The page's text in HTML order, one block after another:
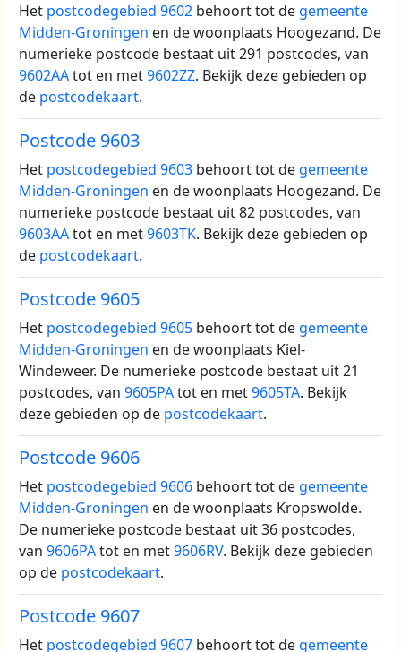
Het postcodegebied 9602 behoort tot de gemeente
Midden-Groningen en de woonplaats Hoogezand. De
numerieke postcode bestaat uit 291 postcodes, van
9602AAtot en met9602ZZ. Bekijk deze gebieden op
de postcodekaart.
Postcode 9603
Het postcodegebied 9603 behoort tot de gemeente
Midden-Groningen en de woonplaats Hoogezand. De
numerieke postcode bestaat uit 82 postcodes, van
9603AAtot en met9603TK. Bekijk deze gebieden op
de postcodekaart.
Postcode 9605
Het postcodegebied 9605 behoort tot de gemeente
Midden-Groningen en de woonplaats Kiel-
Windeweer. De numerieke postcode bestaat uit 21
postcodes, van 9605PAtot en met9605TA. Bekijk
deze gebieden op de postcodekaart.
Postcode 9606
Het postcodegebied 9606 behoort tot de gemeente
Midden-Groningen en de woonplaats Kropswolde.
De numerieke postcode bestaat uit 36 postcodes,
van 9606PAtot en met9606RV. Bekijk deze gebieden
op de postcodekaart.
Postcode 9607
Het postcodegebied 9607 behoort tot de gemeente